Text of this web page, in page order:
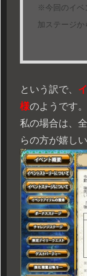
※今回のイベ
加ステージか
という訳で、 イ
様のようです。
私の場合は、
らの方が嬉しい